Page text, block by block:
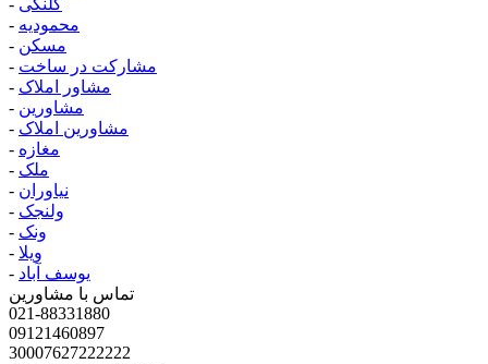
- کلنگی
- محمودیه
- مسکن
- مشارکت در ساخت
- مشاور املاک
- مشاورین
- مشاورین املاک
- مغازه
- ملک
- نیاوران
- ولنجک
- ونک
- ویلا
- یوسف آباد
تماس با مشاورین
021-88331880
09121460897
30007627222222